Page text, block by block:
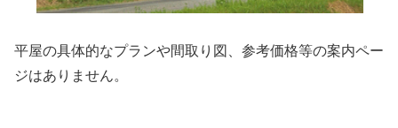
平屋の具体的なプランや間取り図、参考価格等の案内ペー
ジはありません。